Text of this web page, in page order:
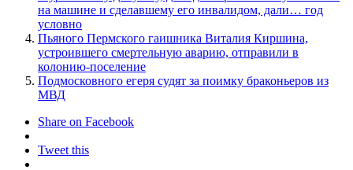
на машине и сделавшему его инвалидом, дали… год
условно
Пьяного Пермского гаишника Виталия Киршина,
устроившего смертельную аварию, отправили в
колонию-поселение
Подмосковного егеря судят за поимку браконьеров из
МВД
Share on Facebook
Tweet this